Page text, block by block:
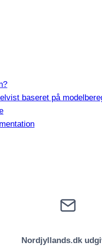
baseret på
Nordjyllands.dk